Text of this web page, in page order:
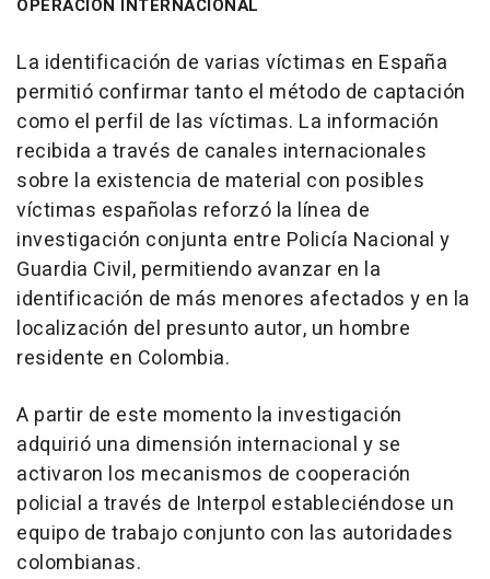
OPERACIÓN INTERNACIONAL
La identificación de varias víctimas en España
permitió confirmar tanto el método de captación
como el perfil de las víctimas. La información
recibida a través de canales internacionales
sobre la existencia de material con posibles
víctimas españolas reforzó la línea de
investigación conjunta entre Policía Nacional y
Guardia Civil, permitiendo avanzar en la
identificación de más menores afectados y en la
localización del presunto autor, un hombre
residente en Colombia.
A partir de este momento la investigación
adquirió una dimensión internacional y se
activaron los mecanismos de cooperación
policial a través de Interpol estableciéndose un
equipo de trabajo conjunto con las autoridades
colombianas.